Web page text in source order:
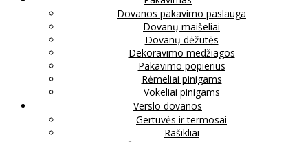
Dovanos pakavimo paslauga
Dovanų maišeliai
Dovanų dėžutės
Dekoravimo medžiagos
Pakavimo popierius
Rėmeliai pinigams
Vokeliai pinigams
Verslo dovanos
Gertuvės ir termosai
Rašikliai